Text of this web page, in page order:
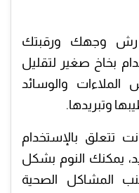
وجهك ورقبتك
بخاخ صغير لتقليل
والوسائد
وتبريدها.
تتعلق بالإستخدام
يمكنك النوم بشكل
المشاكل الصحية